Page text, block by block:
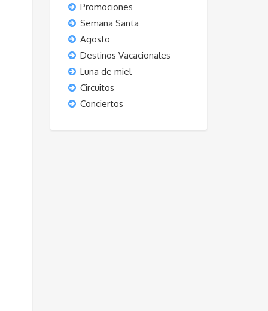
Promociones
Semana Santa
Agosto
Destinos Vacacionales
Luna de miel
Circuitos
Conciertos